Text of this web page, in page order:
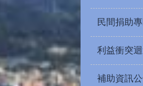
民間捐助
利益衝突
補助資訊